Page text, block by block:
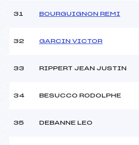
31 BOURGUIGNON REMI
32 GARCIN VICTOR
33 RIPPERT JEAN JUSTIN
34 BESUCCO RODOLPHE
35 DEBANNE LEO